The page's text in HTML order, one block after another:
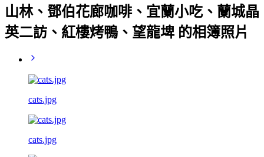
山林、鄧伯花廊咖啡、宜蘭小吃、蘭城晶
英二訪、紅樓烤鴨、望龍埤 的相簿照片
cats.jpg
cats.jpg